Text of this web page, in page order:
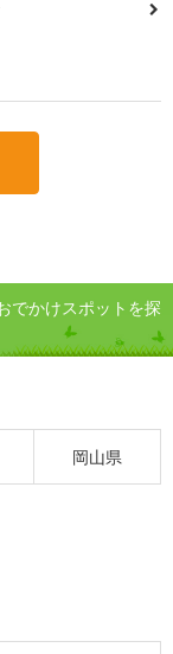
でかけスポットを探
岡山県